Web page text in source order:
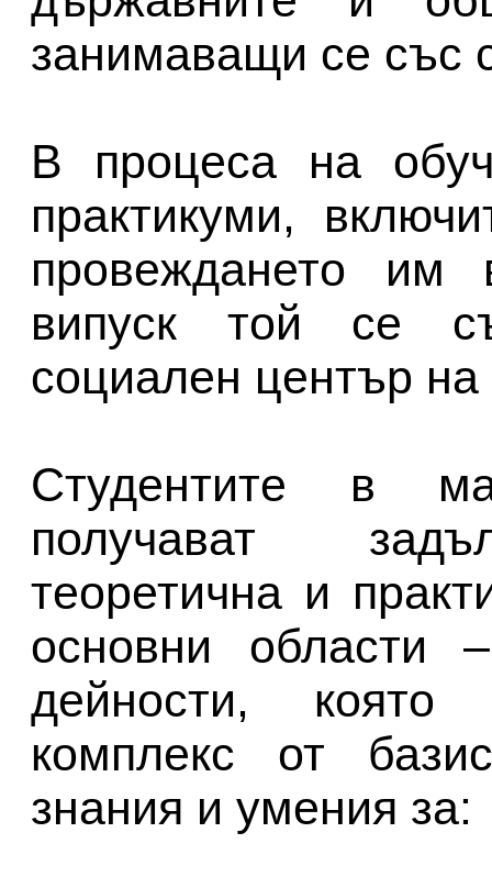
занимаващи се със
В процеса на
практикуми,
провеждането
випуск той се
социален център
Студентите в
получават
теоретична и
основни области
дейности, която
комплекс от
знания и умения за: